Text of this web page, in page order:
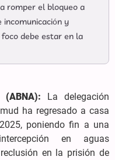
romper el bloqueo a
incomunicación y
debe estar en la
(ABNA): La delegación
ha regresado a casa
poniendo fin a una
en aguas
en la prisión de